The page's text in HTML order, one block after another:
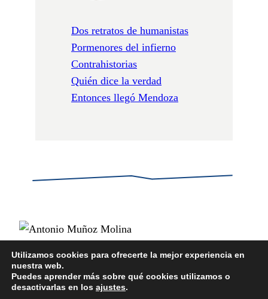
Dos retratos de humanistas
Pormenores del infierno
Contrahistorias
Quién dice la verdad
Entonces llegó Mendoza
POLÍTICA DE COOKIES
AVISO LEGAL
Utilizamos cookies para ofrecerte la mejor experiencia en
nuestra web.
Puedes aprender más sobre qué cookies utilizamos o
desactivarlas en los ajustes.